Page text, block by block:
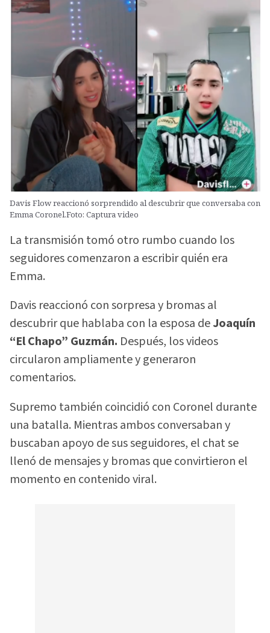
Davis Flow reaccionó sorprendido al descubrir que conversaba con
Emma Coronel.Foto: Captura video
La transmisión tomó otro rumbo cuando los
seguidores comenzaron a escribir quién era
Emma.
Davis reaccionó con sorpresa y bromas al
descubrir que hablaba con la esposa deJoaquín
“El Chapo” Guzmán. Después, los videos
circularon ampliamente y generaron
comentarios.
Supremo también coincidió con Coronel durante
una batalla. Mientras ambos conversaban y
buscaban apoyo de sus seguidores, el chat se
llenó de mensajes y bromas que convirtieron el
momento en contenido viral.